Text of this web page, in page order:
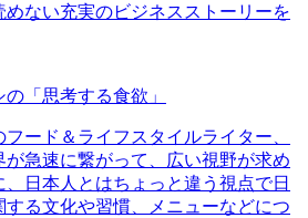
めない充実のビジネスストーリーを
「思考する食欲」
ード＆ライフスタイルライター、
が急速に繋がって、広い視野が求め
、日本人とはちょっと違う視点で日
する文化や習慣、メニューなどにつ